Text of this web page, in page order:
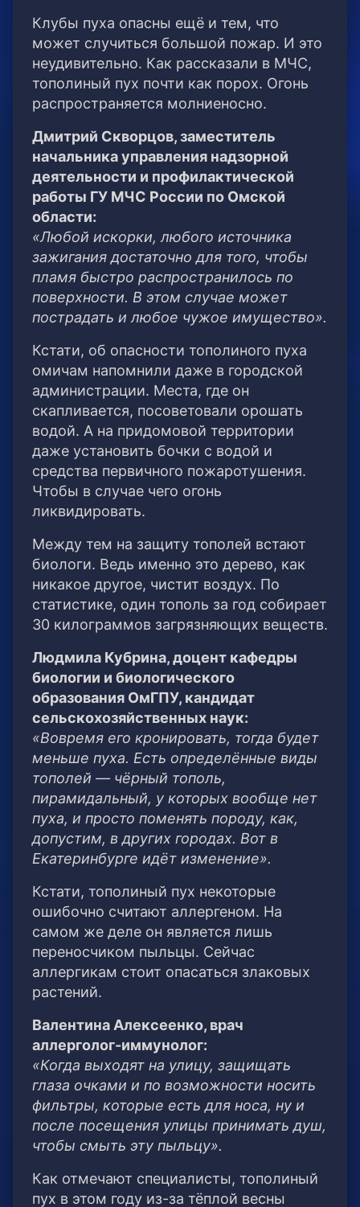
Клубы пуха опасны ещё и тем, что
может случиться большой пожар. И это
неудивительно. Как рассказали в МЧС,
тополиный пух почти как порох. Огонь
распространяется молниеносно.
Дмитрий Скворцов, заместитель
начальника управления надзорной
деятельности и профилактической
работы ГУ МЧС России по Омской
области:
«Любой искорки, любого источника
зажигания достаточно для того, чтобы
пламя быстро распространилось по
поверхности. В этом случае может
пострадать и любое чужое имущество».
Кстати, об опасности тополиного пуха
омичам напомнили даже в городской
администрации. Места, где он
скапливается, посоветовали орошать
водой. А на придомовой территории
даже установить бочки с водой и
средства первичного пожаротушения.
Чтобы в случае чего огонь
ликвидировать.
Между тем на защиту тополей встают
биологи. Ведь именно это дерево, как
никакое другое, чистит воздух. По
статистике, один тополь за год собирает
30 килограммов загрязняющих веществ.
Людмила Кубрина, доцент кафедры
биологии и биологического
образования ОмГПУ, кандидат
сельскохозяйственных наук:
«Вовремя его кронировать, тогда будет
меньше пуха. Есть определённые виды
тополей — чёрный тополь,
пирамидальный, у которых вообще нет
пуха, и просто поменять породу, как,
допустим, в других городах. Вот в
Екатеринбурге идёт изменение».
Кстати, тополиный пух некоторые
ошибочно считают аллергеном. На
самом же деле он является лишь
переносчиком пыльцы. Сейчас
аллергикам стоит опасаться злаковых
растений.
Валентина Алексеенко, врач
аллерголог-иммунолог:
«Когда выходят на улицу, защищать
глаза очками и по возможности носить
фильтры, которые есть для носа, ну и
после посещения улицы принимать душ,
чтобы смыть эту пыльцу».
Как отмечают специалисты, тополиный
пух в этом году из-за тёплой весны